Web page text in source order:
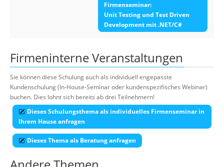
Firmenseminar:
Unit Testing und Test Driven
Development mit .NET/C#
Firmeninterne Veranstaltungen
Sie können diese Schulung auch als individuell engepasste
Kundenschulung (In-House-Seminar oder kundenspezifisches Webinar)
buchen. Dies lohnt sich bereits ab drei Teilnehmern!
Dieses Schulungsthema als individuelles Firmenseminar in
Ihrem Hause anfragen
Dieses Thema als Beratung anfragen